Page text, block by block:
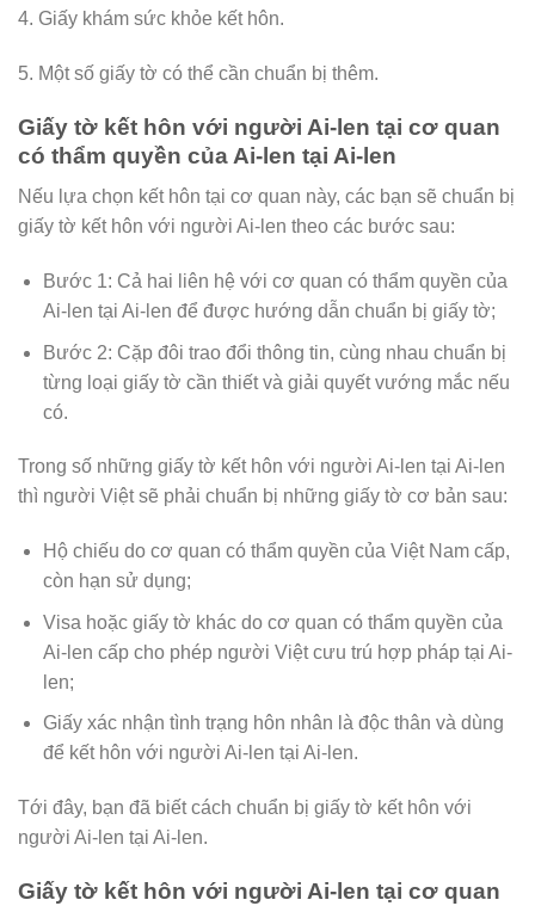
4. Giấy khám sức khỏe kết hôn.
5. Một số giấy tờ có thể cần chuẩn bị thêm.
Giấy tờ kết hôn với người Ai-len tại cơ quan
có thẩm quyền của Ai-len tại Ai-len
Nếu lựa chọn kết hôn tại cơ quan này, các bạn sẽ chuẩn bị
giấy tờ kết hôn với người Ai-len theo các bước sau:
Bước 1: Cả hai liên hệ với cơ quan có thẩm quyền của
Ai-len tại Ai-len để được hướng dẫn chuẩn bị giấy tờ;
Bước 2: Cặp đôi trao đổi thông tin, cùng nhau chuẩn bị
từng loại giấy tờ cần thiết và giải quyết vướng mắc nếu
có.
Trong số những giấy tờ kết hôn với người Ai-len tại Ai-len
thì người Việt sẽ phải chuẩn bị những giấy tờ cơ bản sau:
Hộ chiếu do cơ quan có thẩm quyền của Việt Nam cấp,
còn hạn sử dụng;
Visa hoặc giấy tờ khác do cơ quan có thẩm quyền của
Ai-len cấp cho phép người Việt cưu trú hợp pháp tại Ai-
len;
Giấy xác nhận tình trạng hôn nhân là độc thân và dùng
để kết hôn với người Ai-len tại Ai-len.
Tới đây, bạn đã biết cách chuẩn bị giấy tờ kết hôn với
người Ai-len tại Ai-len.
Giấy tờ kết hôn với người Ai-len tại cơ quan